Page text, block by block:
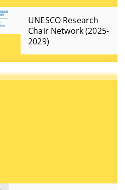
UNESCO Research
Chair Network (2025-
2029)